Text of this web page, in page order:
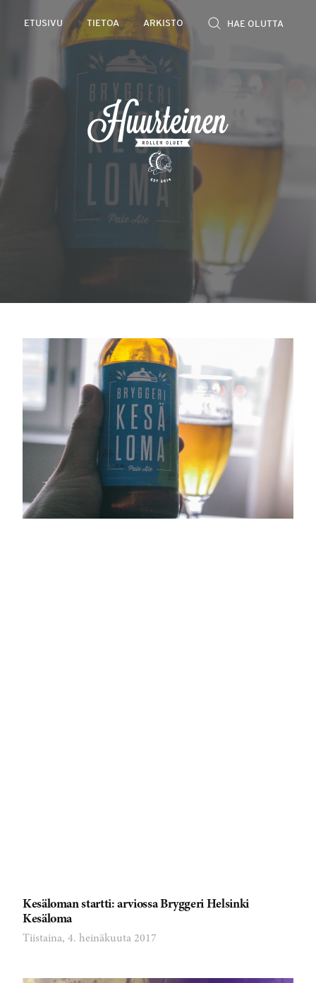
ETUSIVU TIETOA ARKISTO
Kesäloman startti: arviossa Bryggeri Helsinki
Kesäloma
Tiistaina, 4. heinäkuuta 2017